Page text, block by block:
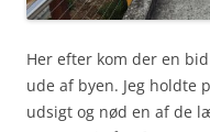
Her efter kom der en
ude af byen. Jeg holdte
udsigt og nød en af de